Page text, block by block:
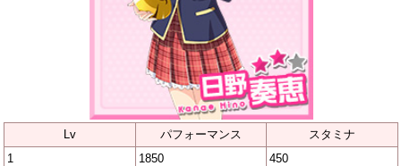
Lv パフォーマンス
スタミナ
1
1850
450